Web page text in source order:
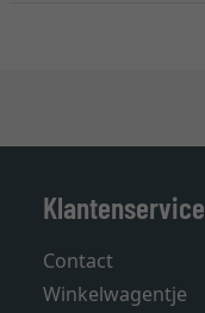
Klantenservice
Contact
Winkelwagentje